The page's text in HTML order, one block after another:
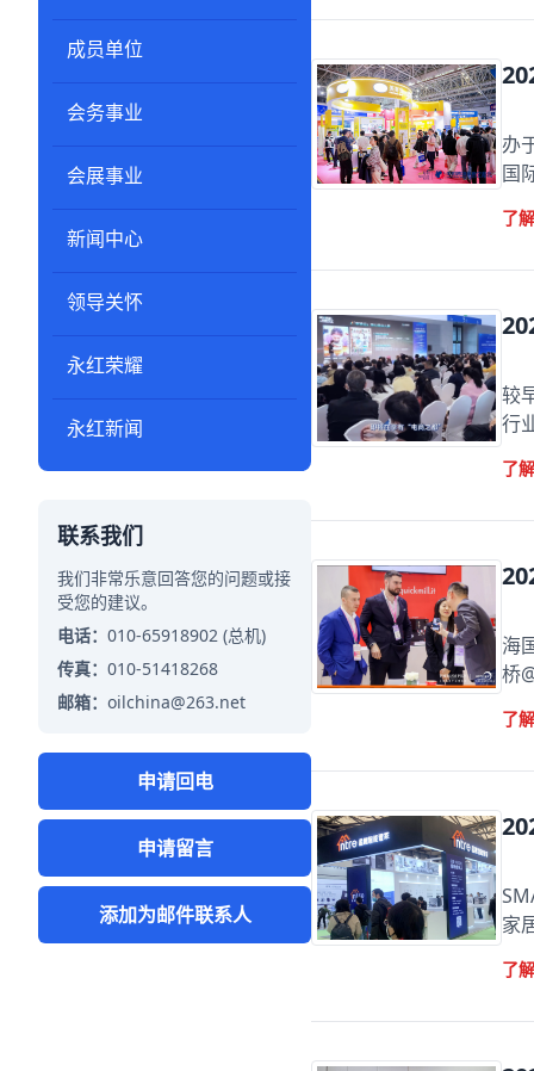
成员单位
会务事业
会展事业
新闻中心
领导关怀
永红荣耀
永红新闻
联系我们
我们非常乐意回答您的问题或接
受您的建议。
电话： 010-65918902 (总机)
传真： 010-51418268
邮箱： oilchina@263.net
申请回电
申请留言
添加为邮件联系人
办
国
了
较
行
了
海
桥
了
家
了